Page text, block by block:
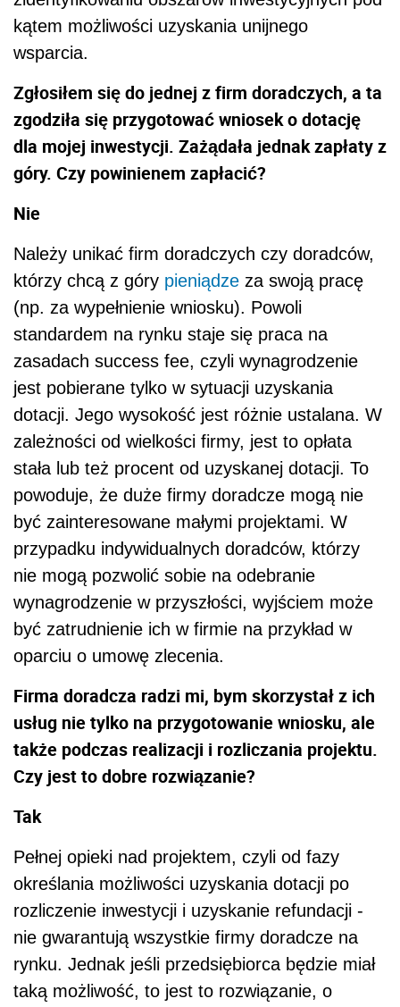
kątem możliwości uzyskania unijnego
wsparcia.
Zgłosiłem się do jednej z firm doradczych, a ta
zgodziła się przygotować wniosek o dotację
dla mojej inwestycji. Zażądała jednak zapłaty z
góry. Czy powinienem zapłacić?
Nie
Należy unikać firm doradczych czy doradców,
którzy chcą z góry pieniądze za swoją pracę
(np. za wypełnienie wniosku). Powoli
standardem na rynku staje się praca na
zasadach success fee, czyli wynagrodzenie
jest pobierane tylko w sytuacji uzyskania
dotacji. Jego wysokość jest różnie ustalana. W
zależności od wielkości firmy, jest to opłata
stała lub też procent od uzyskanej dotacji. To
powoduje, że duże firmy doradcze mogą nie
być zainteresowane małymi projektami. W
przypadku indywidualnych doradców, którzy
nie mogą pozwolić sobie na odebranie
wynagrodzenie w przyszłości, wyjściem może
być zatrudnienie ich w firmie na przykład w
oparciu o umowę zlecenia.
Firma doradcza radzi mi, bym skorzystał z ich
usług nie tylko na przygotowanie wniosku, ale
także podczas realizacji i rozliczania projektu.
Czy jest to dobre rozwiązanie?
Tak
Pełnej opieki nad projektem, czyli od fazy
określania możliwości uzyskania dotacji po
rozliczenie inwestycji i uzyskanie refundacji -
nie gwarantują wszystkie firmy doradcze na
rynku. Jednak jeśli przedsiębiorca będzie miał
taką możliwość, to jest to rozwiązanie, o